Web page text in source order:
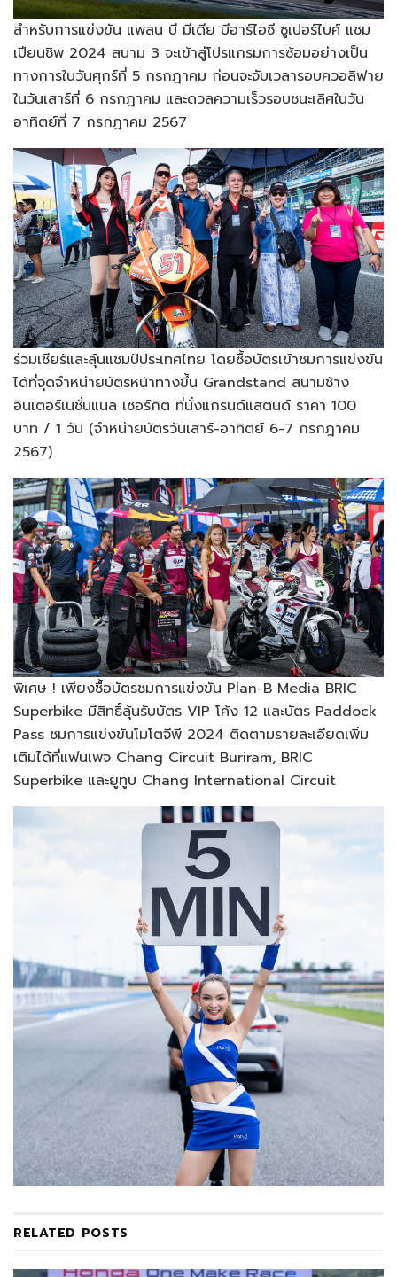
สำหรับการแข่งขัน แพลน บี มีเดีย บีอาร์ไอซี ซูเปอร์ไบค์ แชม
เปียนชิพ 2024 สนาม 3 จะเข้าสู่โปรแกรมการซ้อมอย่างเป็น
ทางการในวันศุกร์ที่ 5 กรกฎาคม ก่อนจะจับเวลารอบควอลิฟาย
ในวันเสาร์ที่ 6 กรกฎาคม และดวลความเร็วรอบชนะเลิศในวัน
อาทิตย์ที่ 7 กรกฎาคม 2567
ร่วมเชียร์และลุ้นแชมป์ประเทศไทย โดยซื้อบัตรเข้าชมการแข่งขัน
ได้ที่จุดจำหน่ายบัตรหน้าทางขึ้น Grandstand สนามช้าง
อินเตอร์เนชั่นแนล เซอร์กิต ที่นั่งแกรนด์แสตนด์ ราคา 100
บาท / 1 วัน (จำหน่ายบัตรวันเสาร์-อาทิตย์ 6-7 กรกฎาคม
2567)
พิเศษ ! เพียงซื้อบัตรชมการแข่งขัน Plan-B Media BRIC
Superbike มีสิทธิ์ลุ้นรับบัตร VIP โค้ง 12 และบัตร Paddock
Pass ชมการแข่งขันโมโตจีพี 2024 ติดตามรายละเอียดเพิ่ม
เติมได้ที่แฟนเพจ Chang Circuit Buriram, BRIC
Superbike และยูทูบ Chang International Circuit
RELATED POSTS